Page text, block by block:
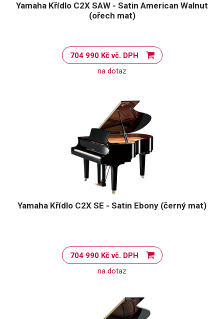
Yamaha Křídlo C2X SAW - Satin American Walnut
(ořech mat)
704 990 Kč vč. DPH
na dotaz
Yamaha Křídlo C2X SE - Satin Ebony (černý mat)
704 990 Kč vč. DPH
na dotaz